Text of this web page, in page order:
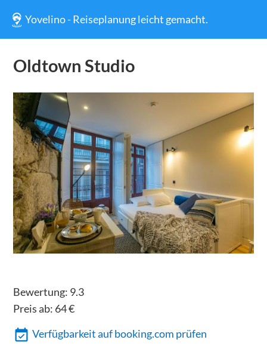
Yovelino - Reiseplanung leicht gemacht.
Oldtown Studio
Bewertung: 9.3
Preis ab: 64€
Verfügbarkeit auf booking.com prüfen